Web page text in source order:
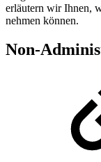
erläutern wir Ihnen,
nehmen können.
Non-